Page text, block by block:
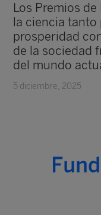
Los Premios
la ciencia tanto
prosperidad
de la sociedad
del mundo
5 diciembre, 2025